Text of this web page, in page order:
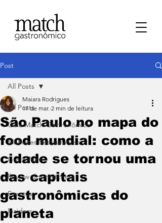
Post
All Posts
⁠Guia Match Gastronômico
Melhores Restaurantes
⁠GastroNews
Review dos matchers
Eventos
⁠Insiders
All Posts
São Paulo no mapa do
food mundial: como a
cidade se tornou uma
das capitais
gastronômicas do
planeta
Maiara Rodrigues
17 de mar. 2 min de leitura